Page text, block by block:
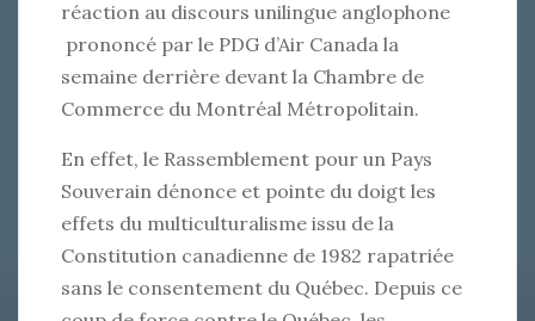
réaction au discours unilingue anglophone
prononcé par le PDG d’Air Canada la
semaine derrière devant la Chambre de
Commerce du Montréal Métropolitain.
En effet, le Rassemblement pour un Pays
Souverain dénonce et pointe du doigt les
effets du multiculturalisme issu de la
Constitution canadienne de 1982 rapatriée
sans le consentement du Québec. Depuis ce